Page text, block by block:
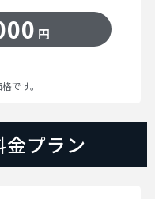
円
です。
金プラン